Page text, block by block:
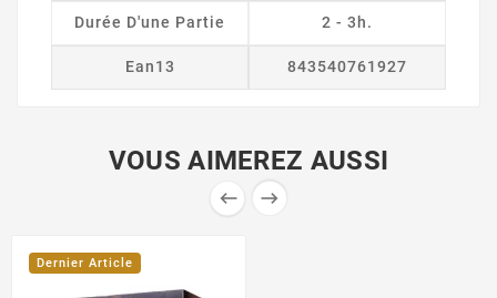
Durée D'une Partie 2 - 3h.
Ean13 843540761927
VOUS AIMEREZ AUSSI
 
Dernier Article